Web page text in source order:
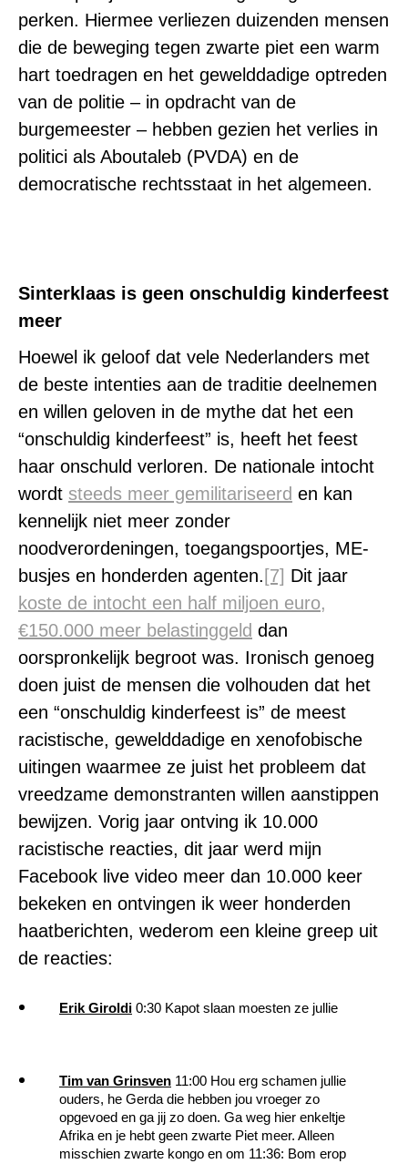
perken. Hiermee verliezen duizenden mensen
die de beweging tegen zwarte piet een warm
hart toedragen en het gewelddadige optreden
van de politie – in opdracht van de
burgemeester – hebben gezien het verlies in
politici als Aboutaleb (PVDA) en de
democratische rechtsstaat in het algemeen.
Sinterklaas is geen onschuldig kinderfeest
meer
Hoewel ik geloof dat vele Nederlanders met
de beste intenties aan de traditie deelnemen
en willen geloven in de mythe dat het een
“onschuldig kinderfeest” is, heeft het feest
haar onschuld verloren. De nationale intocht
wordt steeds meer gemilitariseerd en kan
kennelijk niet meer zonder
noodverordeningen, toegangspoortjes, ME-
busjes en honderden agenten. [7] Dit jaar
koste de intocht een half miljoen euro,
€150.000 meer belastinggeld dan
oorspronkelijk begroot was. Ironisch genoeg
doen juist de mensen die volhouden dat het
een “onschuldig kinderfeest is” de meest
racistische, gewelddadige en xenofobische
uitingen waarmee ze juist het probleem dat
vreedzame demonstranten willen aanstippen
bewijzen. Vorig jaar ontving ik 10.000
racistische reacties, dit jaar werd mijn
Facebook live video meer dan 10.000 keer
bekeken en ontvingen ik weer honderden
haatberichten, wederom een kleine greep uit
de reacties:
Erik Giroldi 0:30 Kapot slaan moesten ze jullie
Tim van Grinsven 11:00 Hou erg schamen jullie
ouders, he Gerda die hebben jou vroeger zo
opgevoed en ga jij zo doen. Ga weg hier enkeltje
Afrika en je hebt geen zwarte Piet meer. Alleen
misschien zwarte kongo en om 11:36: Bom erop